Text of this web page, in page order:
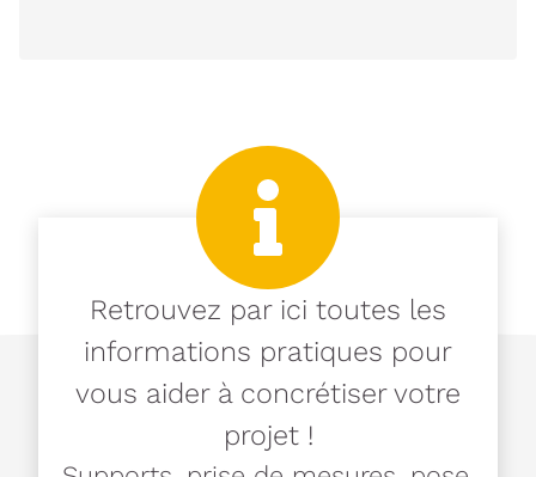
Retrouvez par ici toutes les
informations pratiques pour
vous aider à concrétiser votre
projet !